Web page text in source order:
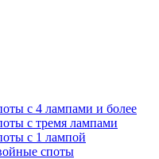
с 4 лампами и более
с тремя лампами
с 1 лампой
споты